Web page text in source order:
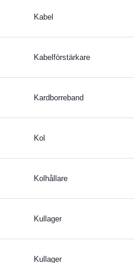
Kabel
Kabelförstärkare
Kardborreband
Kol
Kolhållare
Kullager
Kullager